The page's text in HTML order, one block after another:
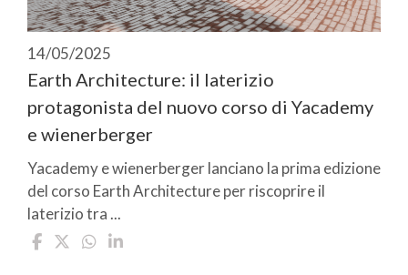
14/05/2025
Earth Architecture: il laterizio
protagonista del nuovo corso di Yacademy
e wienerberger
Yacademy e wienerberger lanciano la prima edizione
del corso Earth Architecture per riscoprire il
laterizio tra ...